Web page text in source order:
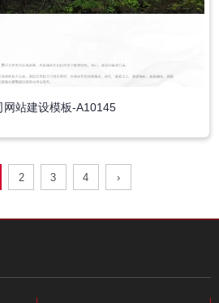
网站建设模板-A10145
2 3 4 ›